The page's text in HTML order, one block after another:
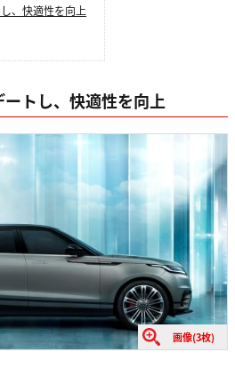
、快適性を向上
トし、快適性を向上
画像(3枚)